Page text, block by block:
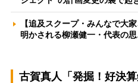
【追及スクープ・みんなで大
明かされる柳瀬健一・代表の
古賀真人「発掘！好決算